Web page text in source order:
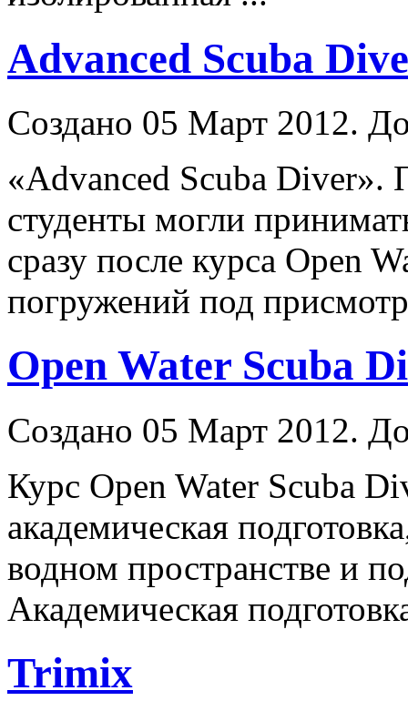
Advanced Scuba
Создано 05 Март 2012.
«Advanced Scuba Diver».
студенты могли
сразу после курса Open
погружений под
Open Water Scuba
Создано 05 Март 2012.
Курс Open Water Scuba
академическая
водном пространстве и
Академическая
Trimix